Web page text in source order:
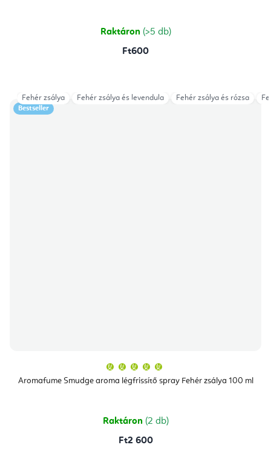
Raktáron (>5 db)
Ft600
Bestseller
Aromafume Smudge aroma légfrissítő spray Fehér zsálya 100 ml
átlagos
értékelése
csillag.
Raktáron (2 db)
Ft2 600
Fehér zsálya Fehér zsálya és levendula Fehér zsálya és rózsa